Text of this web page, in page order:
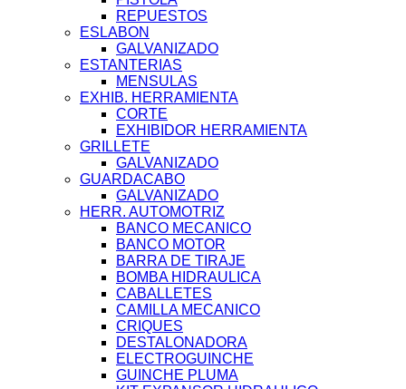
REPUESTOS
ESLABON
GALVANIZADO
ESTANTERIAS
MENSULAS
EXHIB. HERRAMIENTA
CORTE
EXHIBIDOR HERRAMIENTA
GRILLETE
GALVANIZADO
GUARDACABO
GALVANIZADO
HERR. AUTOMOTRIZ
BANCO MECANICO
BANCO MOTOR
BARRA DE TIRAJE
BOMBA HIDRAULICA
CABALLETES
CAMILLA MECANICO
CRIQUES
DESTALONADORA
ELECTROGUINCHE
GUINCHE PLUMA